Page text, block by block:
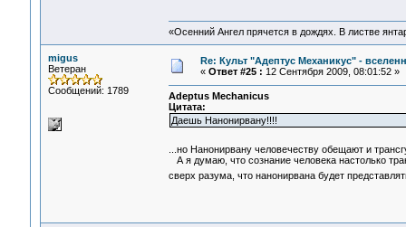
«Осенний Ангел прячется в дождях. В листве
migus
Ветеран
Сообщений: 1789
Re: Культ "Адептус Механикус" -
« Ответ #25 : 12 Сентября 2009, 08:01:52 »
Adeptus Mechanicus
Цитата:
Даешь Нанонирвану!!!!
...но Нанонирвану человечеству обещают и
А я думаю, что сознание человека настолько
сверх разума, что нанонирвана будет